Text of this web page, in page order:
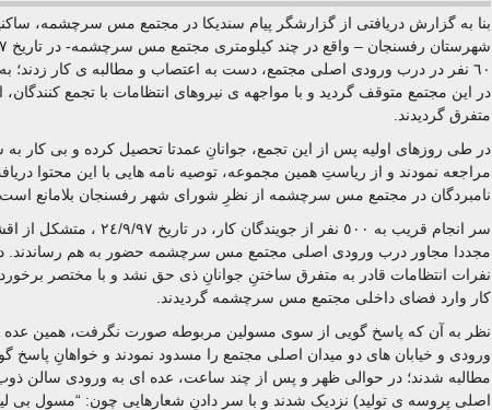
بنا به گزارش دریافتی از گزارشگر پیام سندیکا در مجتمع مس سرچشمه،
٦٠ نفر در درب ورودی اصلی مجتمع، دست به اعتصاب و مطالبه ی کار زدند؛
در این مجتمع متوقف گردید و با مواجهه ی نیروهای انتظامات با تجمع کنندگان،
متفرق گردیدند.
در طی روزهای اولیه پس از این تجمع، جوانانِ عمدتا تحصیل کرده و بی کار
مراجعه نمودند و از ریاستِ همین مجموعه، توصیه نامه هایی با این محتوا
نامبردگان در مجتمع مس سرچشمه از نظرِ شورای شهر رفسنجان بلامانع
سر انجام قریب به ٥٠٠ نفر از جویندگان
مجددا مجاور درب ورودی اصلی مجتمع مس سرچشمه حضور به هم رساندند.
نفرات انتظامات قادر به متفرق ساختنِ جوانانِ ذی حق نشد و با مختصر
کار وارد فضای داخلی مجتمع مس سرچشمه گردیدند.
ورودی و خیابان های دو میدان اصلی مجتمع را مسدود نمودند و خواهانِ پاسخ
مطالبه شدند؛ در حوالی ظهر و پس از چند ساعت، عده ای به ورودی سالن
اصلی پروسه ی تولید) نزدیک شدند و با سر دادنِ شعارهایی چون: “مسول بی